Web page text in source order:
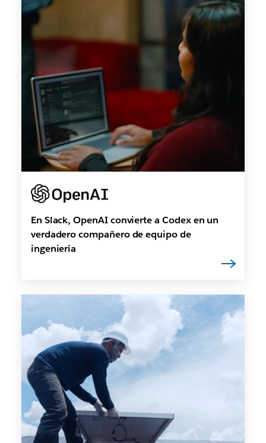
En Slack, OpenAI convierte a Codex en un
verdadero compañero de equipo de
ingeniería